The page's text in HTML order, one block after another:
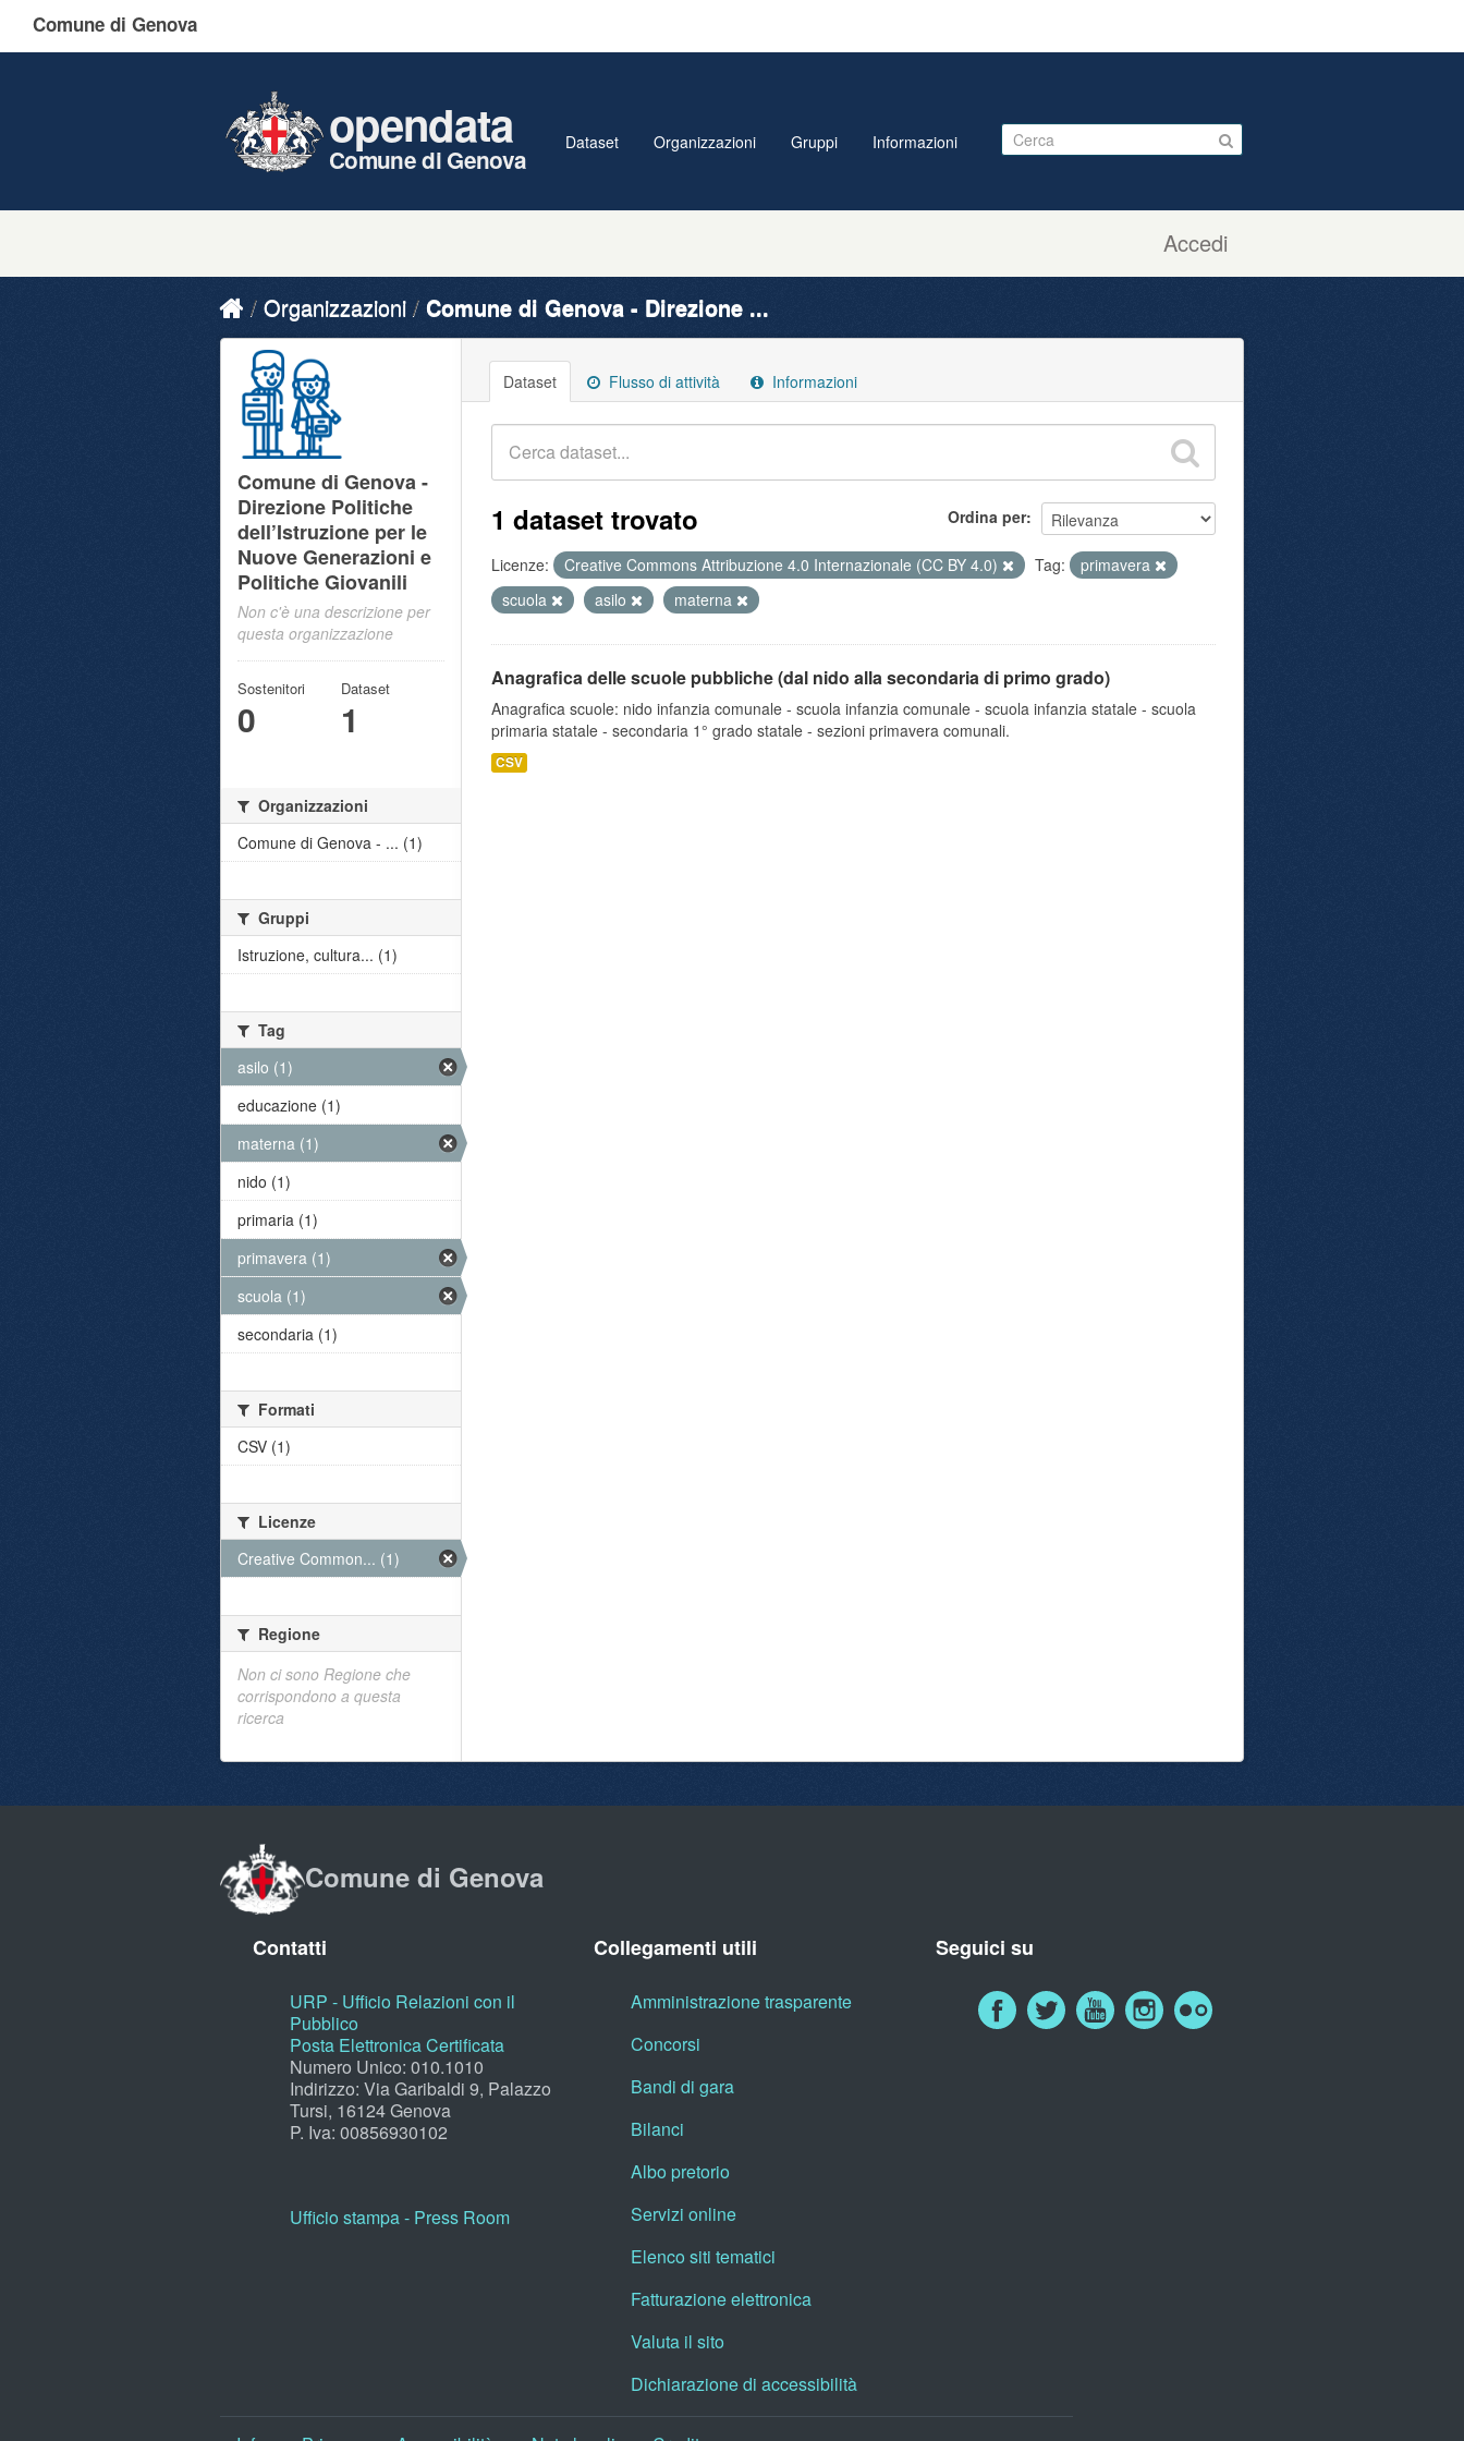
Comune di Genova
Accedi
opendata
Comune di Genova
Dataset Organizzazioni Gruppi Informazioni
Organizzazioni Comune di Genova - Direzione ...
Dataset Flusso di attività Informazioni
Ordina per
1 dataset trovato
Licenze: Creative Commons Attribuzione 4.0 Internazionale (CC BY 4.0) Tag:
primavera
scuola
asilo materna
Anagrafica delle scuole pubbliche (dal nido alla secondaria di primo grado)
Anagrafica scuole: nido infanzia comunale - scuola infanzia comunale - scuola infanzia statale - scuola
primaria statale - secondaria 1° grado statale - sezioni primavera comunali.
CSV
Comune di Genova -
Direzione Politiche
dell’Istruzione per le
Nuove Generazioni e
Politiche Giovanili
Non c'è una descrizione per
questa organizzazione
Sostenitori
0
Dataset
1
Organizzazioni
Comune di Genova - ... (1)
Gruppi
Istruzione, cultura... (1)
Tag
asilo (1)
educazione (1)
materna (1)
nido (1)
primaria (1)
primavera (1)
scuola (1)
secondaria (1)
Formati
CSV (1)
Licenze
Creative Common... (1)
Regione
Non ci sono Regione che
corrispondono a questa
ricerca
Comune di Genova
Contatti
URP - Ufficio Relazioni con il
Pubblico
Posta Elettronica Certificata
Numero Unico: 010.1010
Indirizzo: Via Garibaldi 9, Palazzo
Tursi, 16124 Genova
P. Iva: 00856930102
Ufficio stampa - Press Room
Collegamenti utili
Amministrazione trasparente
Concorsi
Bandi di gara
Bilanci
Albo pretorio
Servizi online
Elenco siti tematici
Fatturazione elettronica
Valuta il sito
Dichiarazione di accessibilità
Seguici su